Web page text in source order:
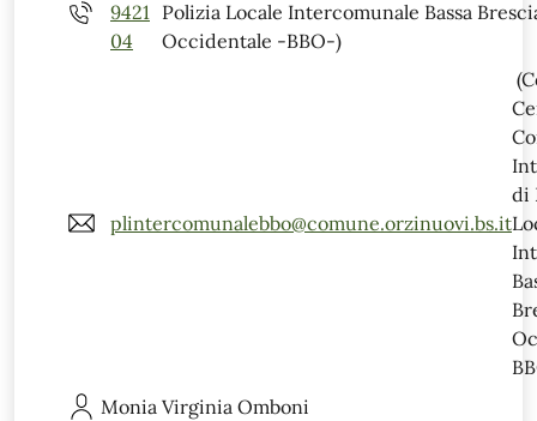
9421
04
Polizia Locale Intercomunale Bassa
Occidentale -BBO-)
plintercomunalebbo@comune.orzinuovi.bs.it
di
Monia Virginia Omboni